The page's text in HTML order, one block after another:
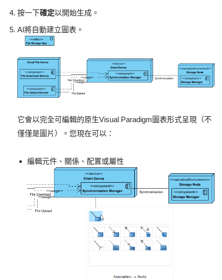
按一下確定以開始生成。
AI將自動建立圖表。
它會以完全可編輯的原生Visual Paradigm圖表形式呈現（不
僅僅是圖片）。您現在可以：
編輯元件、關係、配置或屬性